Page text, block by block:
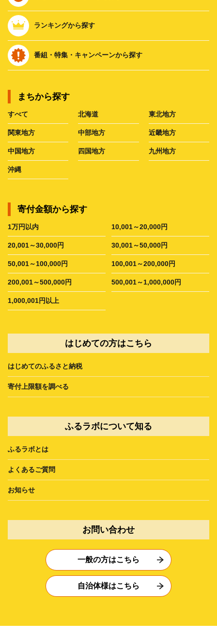
ランキングから探す
番組・特集・キャンペーンから探す
まちから探す
すべて 北海道 東北地方
関東地方 中部地方 近畿地方
中国地方 四国地方 九州地方
沖縄
寄付金額から探す
1万円以内 10,001～20,000円
20,001～30,000円 30,001～50,000円
50,001～100,000円 100,001～200,000円
200,001～500,000円 500,001～1,000,000円
1,000,001円以上
はじめての方はこちら
はじめてのふるさと納税
寄付上限額を調べる
ふるラボについて知る
ふるラボとは
よくあるご質問
お知らせ
お問い合わせ
一般の方はこちら
自治体様はこちら